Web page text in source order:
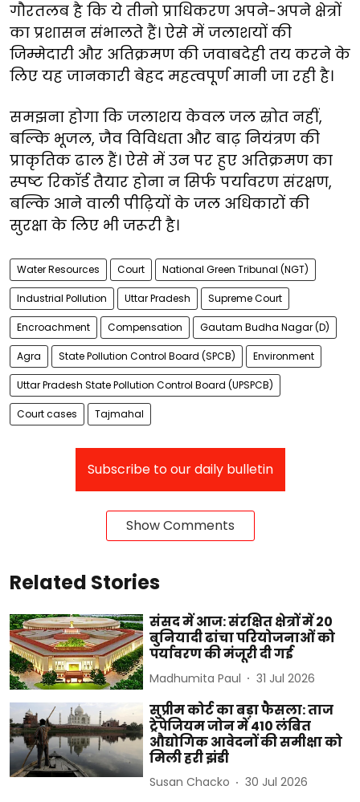
गौरतलब है कि ये तीनो प्राधिकरण अपने-अपने क्षेत्रों
का प्रशासन संभालते हैं। ऐसे में जलाशयों की
जिम्मेदारी और अतिक्रमण की जवाबदेही तय करने के
लिए यह जानकारी बेहद महत्वपूर्ण मानी जा रही है।
समझना होगा कि जलाशय केवल जल स्रोत नहीं,
बल्कि भूजल, जैव विविधता और बाढ़ नियंत्रण की
प्राकृतिक ढाल हैं। ऐसे में उन पर हुए अतिक्रमण का
स्पष्ट रिकॉर्ड तैयार होना न सिर्फ पर्यावरण संरक्षण,
बल्कि आने वाली पीढ़ियों के जल अधिकारों की
सुरक्षा के लिए भी जरूरी है।
Water Resources Court National Green Tribunal (NGT)
Industrial Pollution Uttar Pradesh Supreme Court
Encroachment Compensation Gautam Budha Nagar (D)
Agra State Pollution Control Board (SPCB) Environment
Uttar Pradesh State Pollution Control Board (UPSPCB)
Court cases Tajmahal
Subscribe to our daily bulletin
Show Comments
Related Stories
संसद में आज: संरक्षित क्षेत्रों में 20
बुनियादी ढांचा परियोजनाओं को
पर्यावरण की मंजूरी दी गई
Madhumita Paul 31 Jul 2026
सुप्रीम कोर्ट का बड़ा फैसला: ताज
ट्रेपेजियम जोन में 410 लंबित
औद्योगिक आवेदनों की समीक्षा को
मिली हरी झंडी
Susan Chacko 30 Jul 2026